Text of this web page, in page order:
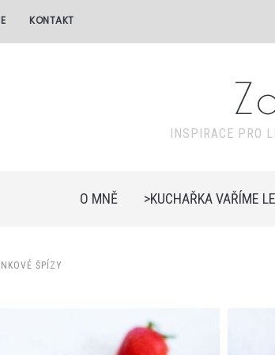
KONTAKT
INSPIRACE PRO
O MNĚ >KUCHAŘKA VAŘÍME
ŠPÍZY